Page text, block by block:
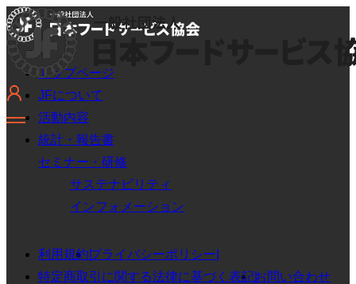
トップページ
JFについて
活動内容
統計・報告書
セミナー・研修
サステナビリティ
インフォメーション
利用規約プライバシーポリシー
特定商取引に関する法律に基づく表記お問い合わせ